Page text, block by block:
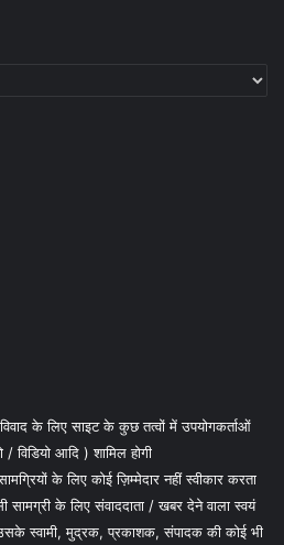
के लिए साइट के कुछ तत्वों में उपयोगकर्ताओं
/ विडियो आदि ) शामिल होगी
के लिए कोई ज़िम्मेदार नहीं स्वीकार करता
के लिए संवाददाता / खबर देने वाला स्वयं
स्वामी, मुद्रक, प्रकाशक, संपादक की कोई भी